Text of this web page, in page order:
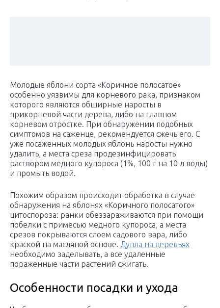
Молодые яблони сорта «Коричное полосатое»
особенно уязвимы для корневого рака, признаком
которого являются обширные наросты в
прикорневой части дерева, либо на главном
корневом отростке. При обнаружении подобных
симптомов на саженце, рекомендуется сжечь его. С
уже посаженных молодых яблонь наросты нужно
удалить, а места среза продезинфицировать
раствором медного купороса (1%, 100 г на 10 л воды)
и промыть водой.
Похожим образом происходит обработка в случае
обнаружения на яблонях «Коричного полосатого»
цитоспороза: ранки обеззараживаются при помощи
побелки с примесью медного купороса, а места
срезов покрываются слоем садового вара, либо
краской на масляной основе. Дупла на деревьях
необходимо заделывать, а все удаленные
пораженные части растений сжигать.
Особенности посадки и ухода